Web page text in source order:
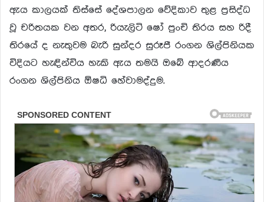
ඇය කාලයක් තිස්සේ දේශපාලන වේදිකාව තුළ ප්‍රසිද්ධ
වූ චරිතයක වන අතර, රියැලිටි ෂෝ පුංචි තිරය සහ රිදී
තිරයේ ද නැතුවම බැරි සුන්දර සුරූපී රංගන ශිල්පිනියක
විදියට හැඳින්විය හැකි ඇය තමයි ඔබේ ආදරණීය
රංගන ශිල්පිනිය ඕෂධි හේවාමද්දුම.